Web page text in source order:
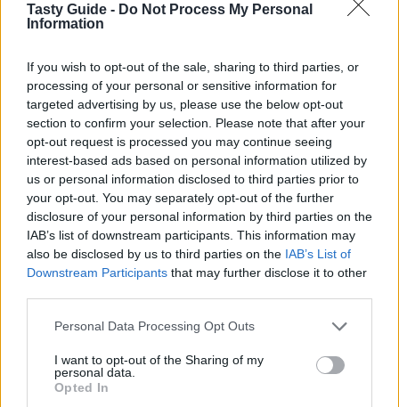
Tasty Guide - Do Not Process My Personal
Information
If you wish to opt-out of the sale, sharing to third parties, or
processing of your personal or sensitive information for
targeted advertising by us, please use the below opt-out
section to confirm your selection. Please note that after your
opt-out request is processed you may continue seeing
interest-based ads based on personal information utilized by
us or personal information disclosed to third parties prior to
your opt-out. You may separately opt-out of the further
disclosure of your personal information by third parties on the
IAB’s list of downstream participants. This information may
also be disclosed by us to third parties on the IAB’s List of
Downstream Participants that may further disclose it to other
Please note that this website/app uses one or more Google
not limited to your visit or usage behaviour. You may click to
grant or deny consent to Google and its third-party tags to
use your data for below specified purposes in below Google
Personal Data Processing Opt Outs
I want to opt-out of the Sharing of my
personal data.
Opted In